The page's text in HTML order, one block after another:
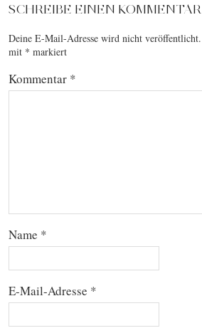
SCHREIBE EINEN KOMMENTAR
Deine E-Mail-Adresse wird nicht veröffentlicht.
mit * markiert
Kommentar *
Name *
E-Mail-Adresse *